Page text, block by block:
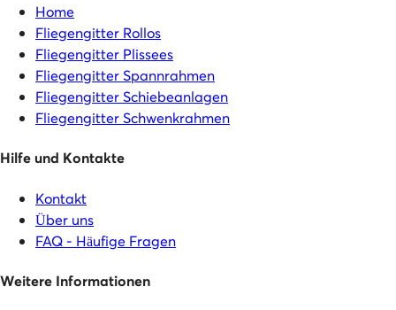
Home
Fliegengitter Rollos
Fliegengitter Plissees
Fliegengitter Spannrahmen
Fliegengitter Schiebeanlagen
Fliegengitter Schwenkrahmen
Hilfe und Kontakte
Kontakt
Über uns
FAQ - Häufige Fragen
Weitere Informationen